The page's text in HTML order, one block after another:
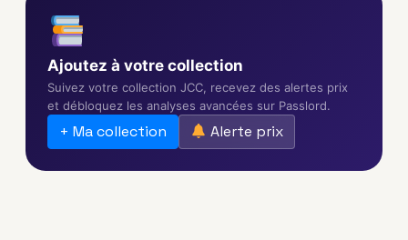
Ajoutez à votre collection
Suivez votre collection JCC, recevez des alertes prix
et débloquez les analyses avancées sur Passlord.
+ Ma collection Alerte prix